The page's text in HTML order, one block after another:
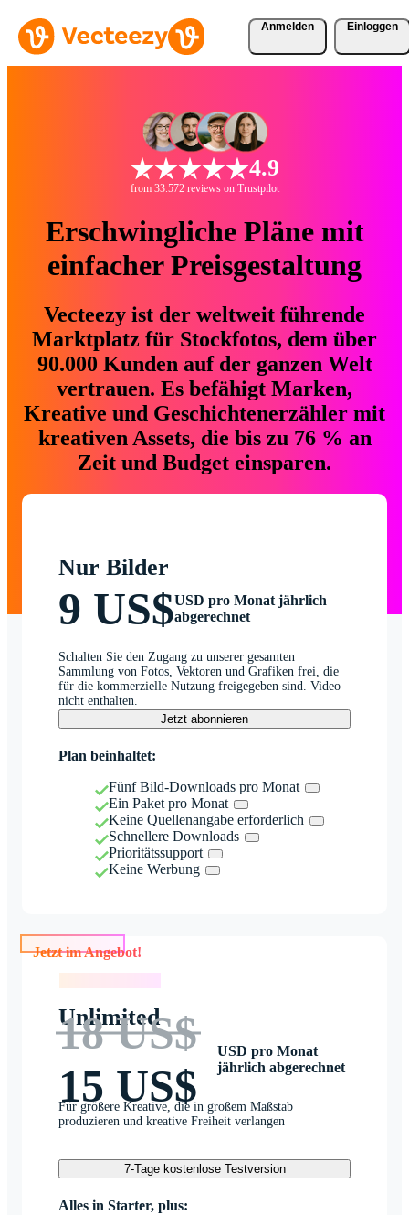
Anmelden Einloggen
4.9
from 33.572 reviews on Trustpilot
Erschwingliche Pläne mit
einfacher Preisgestaltung
Vecteezy ist der weltweit führende
Marktplatz für Stockfotos, dem über
90.000 Kunden auf der ganzen Welt
vertrauen. Es befähigt Marken,
Kreative und Geschichtenerzähler mit
kreativen Assets, die bis zu 76 % an
Zeit und Budget einsparen.
Nur Bilder
9 US$USD pro Monat jährlich
abgerechnet
Schalten Sie den Zugang zu unserer gesamten
Sammlung von Fotos, Vektoren und Grafiken frei, die
für die kommerzielle Nutzung freigegeben sind. Video
nicht enthalten.
Jetzt abonnieren
Plan beinhaltet:
Fünf Bild-Downloads pro Monat
Ein Paket pro Monat
Keine Quellenangabe erforderlich
Schnellere Downloads
Prioritätssupport
Keine Werbung
Jetzt im Angebot!
Unlimited
18 US$
15 US$
USD pro Monat
jährlich abgerechnet
Für größere Kreative, die in großem Maßstab
produzieren und kreative Freiheit verlangen
7-Tage kostenlose Testversion
Alles in Starter, plus: